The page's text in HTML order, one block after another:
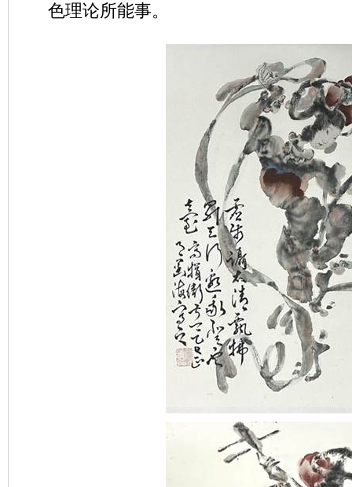
色理论所能事。